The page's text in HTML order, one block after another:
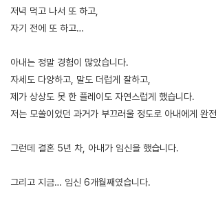
저녁 먹고 나서 또 하고,
자기 전에 또 하고…
아내는 정말 경험이 많았습니다.
자세도 다양하고, 말도 더럽게 잘하고,
제가 상상도 못 한 플레이도 자연스럽게 했습니다.
저는 모쏠이었던 과거가 부끄러울 정도로 아내에게 완
그런데 결혼 5년 차, 아내가 임신을 했습니다.
그리고 지금… 임신 6개월째였습니다.